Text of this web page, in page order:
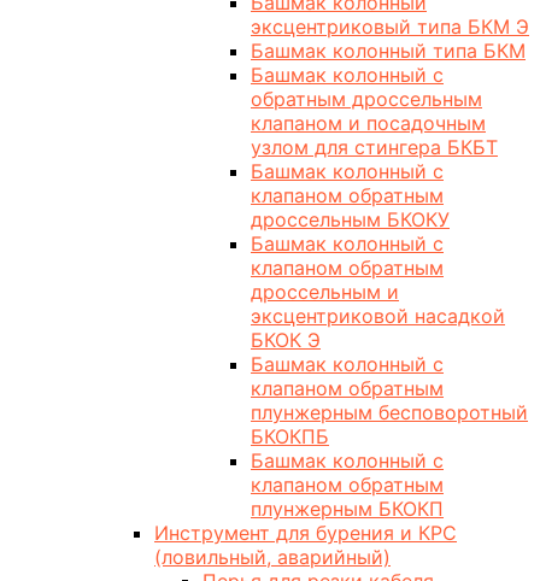
эксцентриковый типа БКМ Э
Башмак колонный типа БКМ
Башмак колонный с
обратным дроссельным
клапаном и посадочным
узлом для стингера БКБТ
Башмак колонный с
клапаном обратным
дроссельным БКОКУ
Башмак колонный с
клапаном обратным
дроссельным и
эксцентриковой насадкой
БКОК Э
Башмак колонный с
клапаном обратным
плунжерным бесповоротный
БКОКПБ
Башмак колонный с
клапаном обратным
плунжерным БКОКП
Инструмент для бурения и КРС
(ловильный, аварийный)